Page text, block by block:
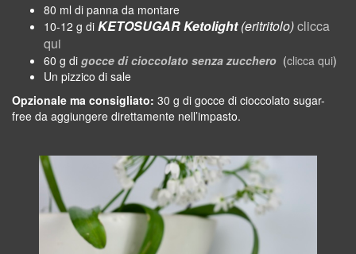
80 ml di panna da montare
10-12 g di KETOSUGAR Ketolight(eritritolo)clicca
qui
60 g di gocce di cioccolato senza zucchero (clicca qui)
Un pizzico di sale
Opzionale ma consigliato: 30 g di gocce di cioccolato sugar-
free da aggiungere direttamente nell’impasto.